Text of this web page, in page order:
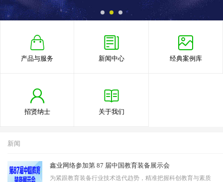
产品与服务 新闻中心 经典案例库
招贤纳士 关于我们
新闻
鑫业网络参加第 87 届中国教育装备展示会
为紧跟教育装备行业技术迭代趋势，精准把握科创教育与素质